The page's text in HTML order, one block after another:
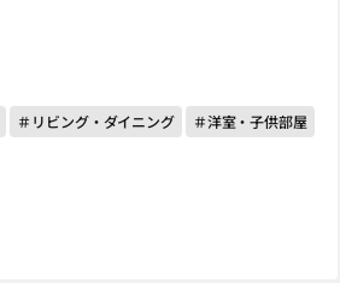
＃リビング・ダイニング
＃洋室・子供部屋